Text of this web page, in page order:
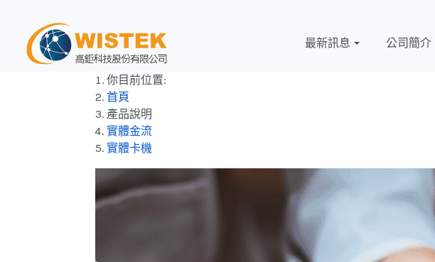
最新訊息 公司簡介
你目前位置:
首頁
產品說明
實體金流
實體卡機